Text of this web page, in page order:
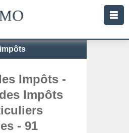
Impôts -
Impôts
- 91